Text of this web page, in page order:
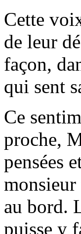
Cette
de leur
façon,
qui sent
Ce
proche,
pensées
au bord.
puisse y